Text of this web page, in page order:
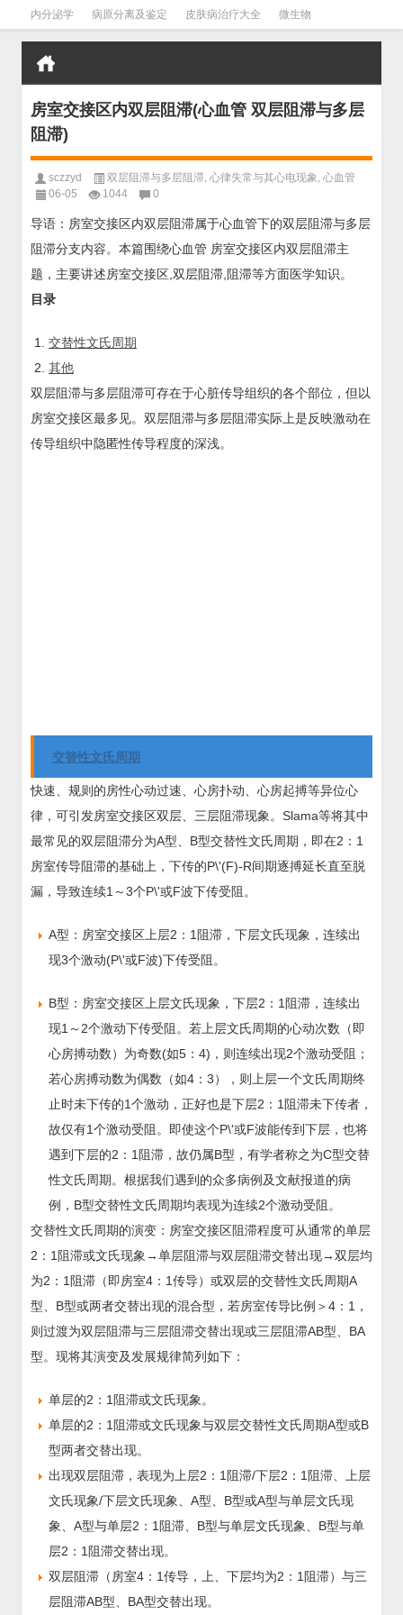
内分泌学 病原分离及鉴定 皮肤病治疗大全 微生物
皮肤病学 男科学 血液病学 心血管 口腔医学 禁戒毒品
房室交接区内双层阻滞(心血管 双层阻滞与多层
阻滞)
sczzyd 双层阻滞与多层阻滞, 心律失常与其心电现象, 心血管
06-05
1044 0
导语：房室交接区内双层阻滞属于心血管下的双层阻滞与多层
阻滞分支内容。本篇围绕心血管 房室交接区内双层阻滞主
题，主要讲述房室交接区,双层阻滞,阻滞等方面医学知识。
目录
交替性文氏周期
其他
双层阻滞与多层阻滞可存在于心脏传导组织的各个部位，但以
房室交接区最多见。双层阻滞与多层阻滞实际上是反映激动在
传导组织中隐匿性传导程度的深浅。
交替性文氏周期
快速、规则的房性心动过速、心房扑动、心房起搏等异位心
律，可引发房室交接区双层、三层阻滞现象。Slama等将其中
最常见的双层阻滞分为A型、B型交替性文氏周期，即在2：1
房室传导阻滞的基础上，下传的P\'(F)-R间期逐搏延长直至脱
漏，导致连续1～3个P\'或F波下传受阻。
A型：房室交接区上层2：1阻滞，下层文氏现象，连续出
现3个激动(P\'或F波)下传受阻。
B型：房室交接区上层文氏现象，下层2：1阻滞，连续出
现1～2个激动下传受阻。若上层文氏周期的心动次数（即
心房搏动数）为奇数(如5：4)，则连续出现2个激动受阻；
若心房搏动数为偶数（如4：3），则上层一个文氏周期终
止时未下传的1个激动，正好也是下层2：1阻滞未下传者，
故仅有1个激动受阻。即使这个P\'或F波能传到下层，也将
遇到下层的2：1阻滞，故仍属B型，有学者称之为C型交替
性文氏周期。根据我们遇到的众多病例及文献报道的病
例，B型交替性文氏周期均表现为连续2个激动受阻。
交替性文氏周期的演变：房室交接区阻滞程度可从通常的单层
2：1阻滞或文氏现象→单层阻滞与双层阻滞交替出现→双层均
为2：1阻滞（即房室4：1传导）或双层的交替性文氏周期A
型、B型或两者交替出现的混合型，若房室传导比例＞4：1，
则过渡为双层阻滞与三层阻滞交替出现或三层阻滞AB型、BA
型。现将其演变及发展规律简列如下：
单层的2：1阻滞或文氏现象。
单层的2：1阻滞或文氏现象与双层交替性文氏周期A型或B
型两者交替出现。
出现双层阻滞，表现为上层2：1阻滞/下层2：1阻滞、上层
文氏现象/下层文氏现象、A型、B型或A型与单层文氏现
象、A型与单层2：1阻滞、B型与单层文氏现象、B型与单
层2：1阻滞交替出现。
双层阻滞（房室4：1传导，上、下层均为2：1阻滞）与三
层阻滞AB型、BA型交替出现。